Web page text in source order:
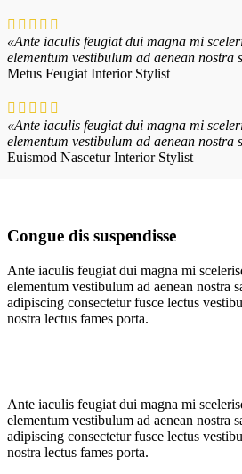
«Ante iaculis feugiat dui magna mi
elementum vestibulum ad aenean
Metus Feugiat Interior Stylist
«Ante iaculis feugiat dui magna mi
elementum vestibulum ad aenean
Euismod NasceturInterior Stylist
Congue dis suspendisse
Ante iaculis feugiat dui magna mi
elementum vestibulum ad aenean nostra
adipiscing consectetur fusce lectus
nostra lectus fames porta.
Ante iaculis feugiat dui magna mi
elementum vestibulum ad aenean nostra
adipiscing consectetur fusce lectus
nostra lectus fames porta.